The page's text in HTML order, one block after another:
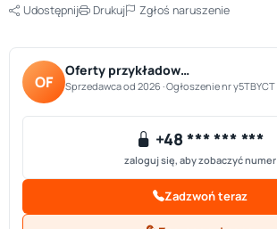
Udostępnij Drukuj Zgłoś naruszenie
OF
Oferty przykładow…
Sprzedawca od 2026 · Ogłoszenie nr y5TBYCT
+48 *** *** ***
zaloguj się, aby zobaczyć numer
Zadzwoń teraz